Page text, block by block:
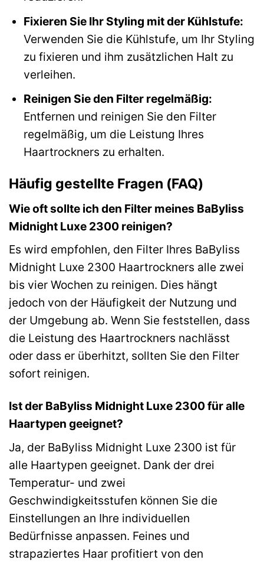
Fixieren Sie Ihr Styling mit der Kühlstufe:
Verwenden Sie die Kühlstufe, um Ihr Styling
zu fixieren und ihm zusätzlichen Halt zu
verleihen.
Reinigen Sie den Filter regelmäßig:
Entfernen und reinigen Sie den Filter
regelmäßig, um die Leistung Ihres
Haartrockners zu erhalten.
Häufig gestellte Fragen (FAQ)
Wie oft sollte ich den Filter meines BaByliss
Midnight Luxe 2300 reinigen?
Es wird empfohlen, den Filter Ihres BaByliss
Midnight Luxe 2300 Haartrockners alle zwei
bis vier Wochen zu reinigen. Dies hängt
jedoch von der Häufigkeit der Nutzung und
der Umgebung ab. Wenn Sie feststellen, dass
die Leistung des Haartrockners nachlässt
oder dass er überhitzt, sollten Sie den Filter
sofort reinigen.
Ist der BaByliss Midnight Luxe 2300 für alle
Haartypen geeignet?
Ja, der BaByliss Midnight Luxe 2300 ist für
alle Haartypen geeignet. Dank der drei
Temperatur- und zwei
Geschwindigkeitsstufen können Sie die
Einstellungen an Ihre individuellen
Bedürfnisse anpassen. Feines und
strapaziertes Haar profitiert von den